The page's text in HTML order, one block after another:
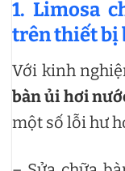
1. Limosa
trên thiết bị
Với kinh
bàn ủi hơi
một số lỗi hư